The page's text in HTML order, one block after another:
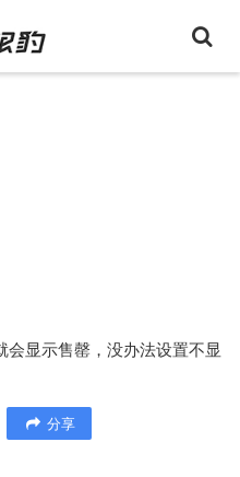
显示售罄，没办法设置不显
分享